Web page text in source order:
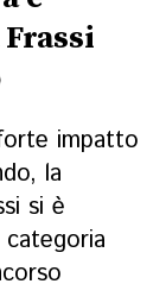
impatto
la
si è